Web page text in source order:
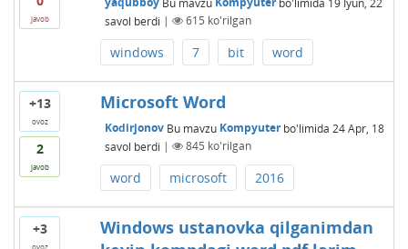
javob
savol berdi | 615 ko'rilgan
windows 7 bit word
+13
ovoz
2
javob
Microsoft Word
Kodirjonov Bu mavzu Kompyuterbo'limida 24 Apr, 18
savol berdi | 845 ko'rilgan
word microsoft 2016
+3
ovoz
Windows ustanovka qilganimdan